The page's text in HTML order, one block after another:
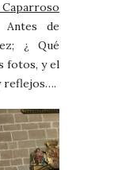
Antes de
¿ Qué
fotos, y el
reflejos….